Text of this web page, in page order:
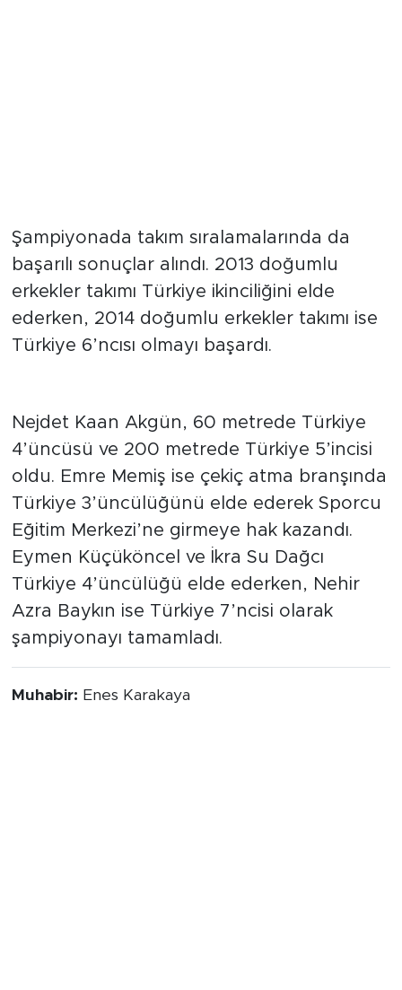
Takımlar da dereceye girdi
Şampiyonada takım sıralamalarında da
başarılı sonuçlar alındı. 2013 doğumlu
erkekler takımı Türkiye ikinciliğini elde
ederken, 2014 doğumlu erkekler takımı ise
Bireysel başarılar dikkat çekti
Nejdet Kaan Akgün, 60 metrede Türkiye
4’üncüsü ve 200 metrede Türkiye 5’incisi
oldu. Emre Memiş ise çekiç atma branşında
Türkiye 3’üncülüğünü elde ederek Sporcu
Eğitim Merkezi’ne girmeye hak kazandı.
Eymen Küçüköncel ve İkra Su Dağcı
Türkiye 4’üncülüğü elde ederken, Nehir
Azra Baykın ise Türkiye 7’ncisi olarak
şampiyonayı tamamladı.